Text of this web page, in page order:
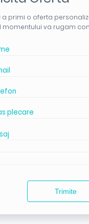
a primi o oferta
momentului va rugam